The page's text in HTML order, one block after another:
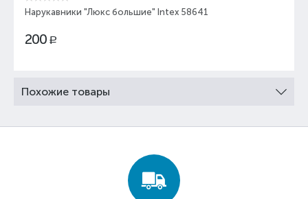
Нарукавники "Люкс большие" Intex 58641
200 Р
Похожие товары